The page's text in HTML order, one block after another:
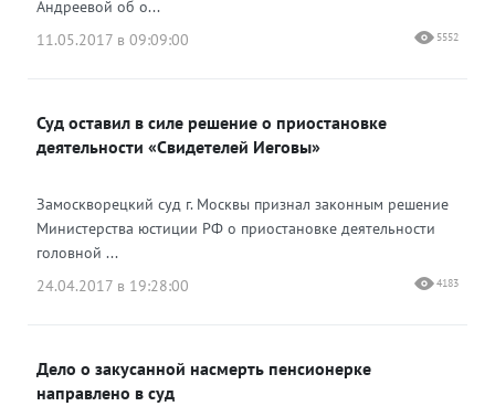
Андреевой об о...
11.05.2017 в 09:09:00
5552
Суд оставил в силе решение о приостановке
деятельности «Свидетелей Иеговы»
Замоскворецкий суд г. Москвы признал законным решение
Министерства юстиции РФ о приостановке деятельности
головной ...
24.04.2017 в 19:28:00
4183
Дело о закусанной насмерть пенсионерке
направлено в суд